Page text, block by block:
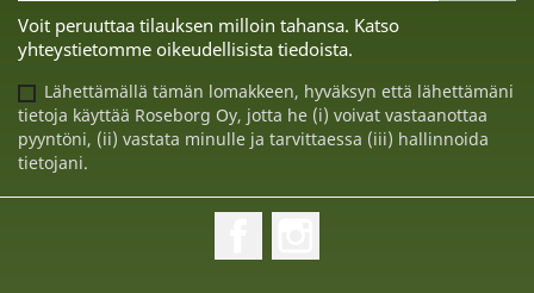
Voit peruuttaa tilauksen milloin tahansa. Katso
yhteystietomme oikeudellisista tiedoista.
Lähettämällä tämän lomakkeen, hyväksyn että lähettämäni
tietoja käyttää Roseborg Oy, jotta he (i) voivat vastaanottaa
pyyntöni, (ii) vastata minulle ja tarvittaessa (iii) hallinnoida
tietojani.